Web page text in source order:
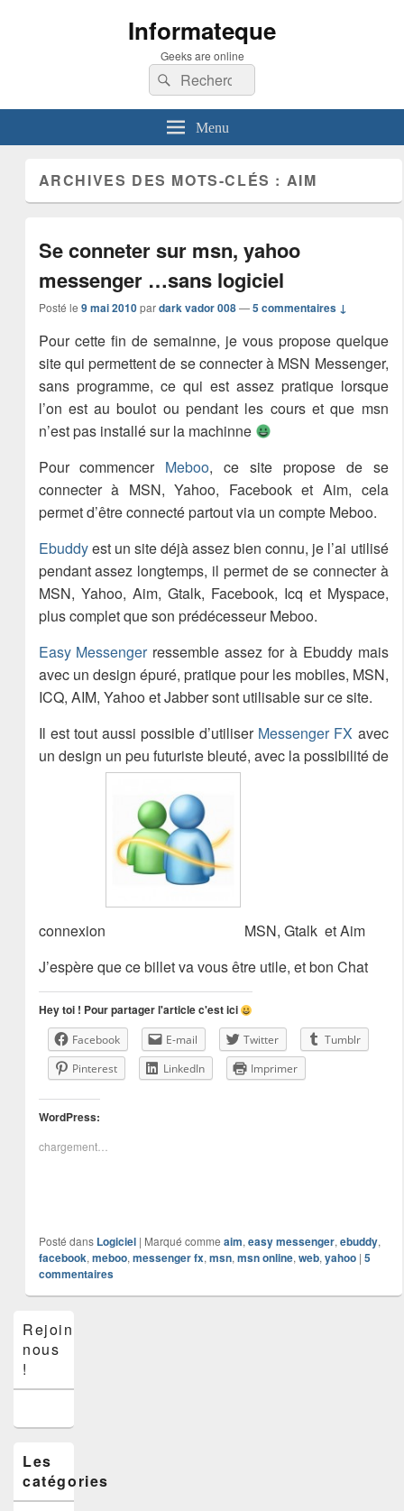
Informateque
Geeks are online
Recherche :
Rechercher
Menu
ARCHIVES DES MOTS-CLÉS : AIM
Se conneter sur msn, yahoo
messenger …sans logiciel
Posté le 9 mai 2010 pardark vador 008 —5 commentaires ↓
Pour cette fin de semainne, je vous propose quelque
site qui permettent de se connecter à MSN Messenger,
sans programme, ce qui est assez pratique lorsque
l’on est au boulot ou pendant les cours et que msn
n’est pas installé sur la machinne
Pour commencer Meboo, ce site propose de se
connecter à MSN, Yahoo, Facebook et Aim, cela
permet d’être connecté partout via un compte Meboo.
Ebuddyest un site déjà assez bien connu, je l’ai utilisé
pendant assez longtemps, il permet de se connecter à
MSN, Yahoo, Aim, Gtalk, Facebook, Icq et Myspace,
plus complet que son prédécesseur Meboo.
Easy Messengerressemble assez for à Ebuddy mais
avec un design épuré, pratique pour les mobiles, MSN,
ICQ, AIM, Yahoo et Jabber sont utilisable sur ce site.
Il est tout aussi possible d’utiliser Messenger FX avec
un design un peu futuriste bleuté, avec la possibilité de
connexion
MSN, Gtalk et Aim
J’espère que ce billet va vous être utile, et bon Chat
Hey toi ! Pour partager l'article c'est ici
Facebook E-mail Twitter
Tumblr
Pinterest
LinkedIn Imprimer
WordPress:
chargement…
Posté dans Logiciel | Marqué comme aim, easy messenger, ebuddy,
facebook, meboo, messenger fx, msn, msn online, web, yahoo | 5
commentaires
principale
de
widget
latérale
Rejoins-
nous
!
Les
catégories